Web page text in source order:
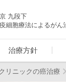
九段下
細胞療法によるがん
治療方針
リニックの癌治療